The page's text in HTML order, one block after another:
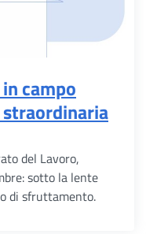
campo
del Lavoro,
sotto la lente
di sfruttamento.